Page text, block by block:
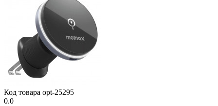
Код товара opt-25295
0.0